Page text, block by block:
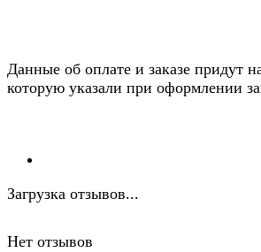
Данные об оплате и заказе придут
которую указали при оформлении
Загрузка отзывов...
Нет отзывов